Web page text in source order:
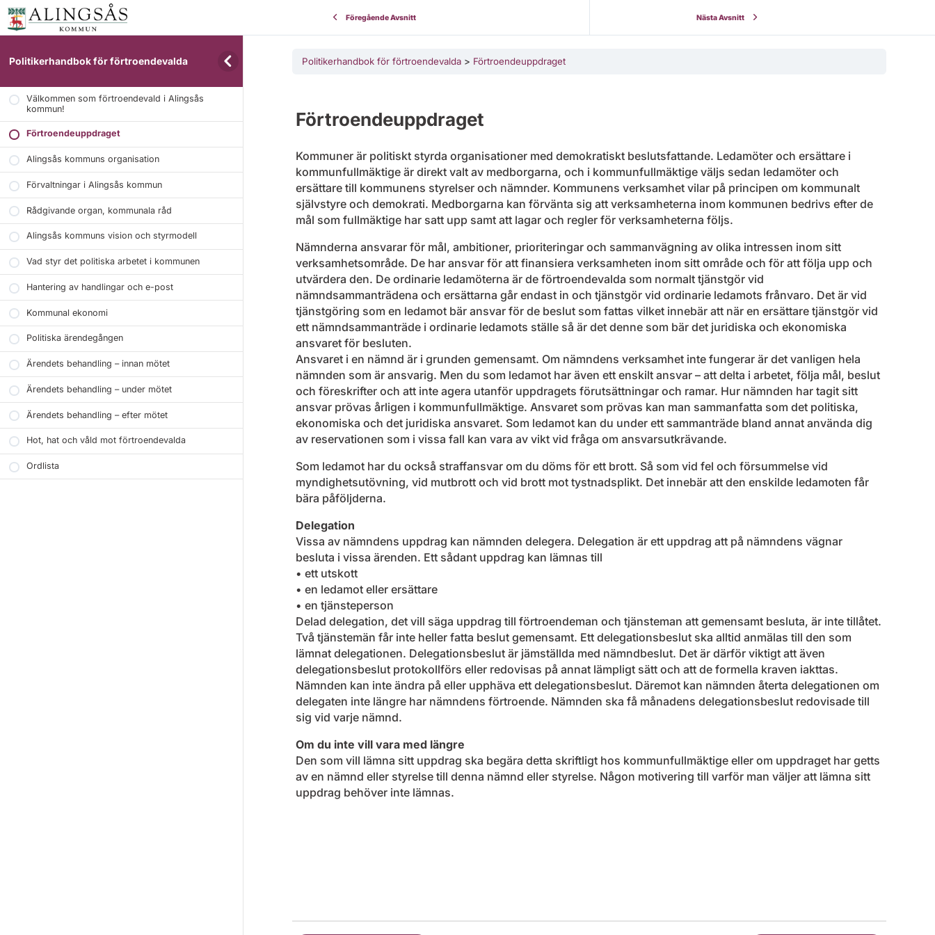
Politikerhandbok för förtroendevalda
Välkommen som förtroendevald i Alingsås
kommun!
Förtroendeuppdraget
Alingsås kommuns organisation
Förvaltningar i Alingsås kommun
Rådgivande organ, kommunala råd
Alingsås kommuns vision och styrmodell
Vad styr det politiska arbetet i kommunen
Hantering av handlingar och e-post
Kommunal ekonomi
Politiska ärendegången
Ärendets behandling – innan mötet
Ärendets behandling – under mötet
Ärendets behandling – efter mötet
Hot, hat och våld mot förtroendevalda
Ordlista
Föregående Avsnitt Nästa Avsnitt
Politikerhandbok för förtroendevalda Förtroendeuppdraget
Förtroendeuppdraget
Kommuner är politiskt styrda organisationer med demokratiskt beslutsfattande. Ledamöter och ersättare i
kommunfullmäktige är direkt valt av medborgarna, och i kommunfullmäktige väljs sedan ledamöter och
ersättare till kommunens styrelser och nämnder. Kommunens verksamhet vilar på principen om kommunalt
självstyre och demokrati. Medborgarna kan förvänta sig att verksamheterna inom kommunen bedrivs efter de
mål som fullmäktige har satt upp samt att lagar och regler för verksamheterna följs.
Nämnderna ansvarar för mål, ambitioner, prioriteringar och sammanvägning av olika intressen inom sitt
verksamhetsområde. De har ansvar för att finansiera verksamheten inom sitt område och för att följa upp och
utvärdera den. De ordinarie ledamöterna är de förtroendevalda som normalt tjänstgör vid
nämndsammanträdena och ersättarna går endast in och tjänstgör vid ordinarie ledamots frånvaro. Det är vid
tjänstgöring som en ledamot bär ansvar för de beslut som fattas vilket innebär att när en ersättare tjänstgör vid
ett nämndsammanträde i ordinarie ledamots ställe så är det denne som bär det juridiska och ekonomiska
ansvaret för besluten.
Ansvaret i en nämnd är i grunden gemensamt. Om nämndens verksamhet inte fungerar är det vanligen hela
nämnden som är ansvarig. Men du som ledamot har även ett enskilt ansvar – att delta i arbetet, följa mål, beslut
och föreskrifter och att inte agera utanför uppdragets förutsättningar och ramar. Hur nämnden har tagit sitt
ansvar prövas årligen i kommunfullmäktige. Ansvaret som prövas kan man sammanfatta som det politiska,
ekonomiska och det juridiska ansvaret. Som ledamot kan du under ett sammanträde bland annat använda dig
av reservationen som i vissa fall kan vara av vikt vid fråga om ansvarsutkrävande.
Som ledamot har du också straffansvar om du döms för ett brott. Så som vid fel och försummelse vid
myndighetsutövning, vid mutbrott och vid brott mot tystnadsplikt. Det innebär att den enskilde ledamoten får
bära påföljderna.
Delegation
Vissa av nämndens uppdrag kan nämnden delegera. Delegation är ett uppdrag att på nämndens vägnar
besluta i vissa ärenden. Ett sådant uppdrag kan lämnas till
• ett utskott
• en ledamot eller ersättare
• en tjänsteperson
Delad delegation, det vill säga uppdrag till förtroendeman och tjänsteman att gemensamt besluta, är inte tillåtet.
Två tjänstemän får inte heller fatta beslut gemensamt. Ett delegationsbeslut ska alltid anmälas till den som
lämnat delegationen. Delegationsbeslut är jämställda med nämndbeslut. Det är därför viktigt att även
delegationsbeslut protokollförs eller redovisas på annat lämpligt sätt och att de formella kraven iakttas.
Nämnden kan inte ändra på eller upphäva ett delegationsbeslut. Däremot kan nämnden återta delegationen om
delegaten inte längre har nämndens förtroende. Nämnden ska få månadens delegationsbeslut redovisade till
sig vid varje nämnd.
Om du inte vill vara med längre
Den som vill lämna sitt uppdrag ska begära detta skriftligt hos kommunfullmäktige eller om uppdraget har getts
av en nämnd eller styrelse till denna nämnd eller styrelse. Någon motivering till varför man väljer att lämna sitt
uppdrag behöver inte lämnas.